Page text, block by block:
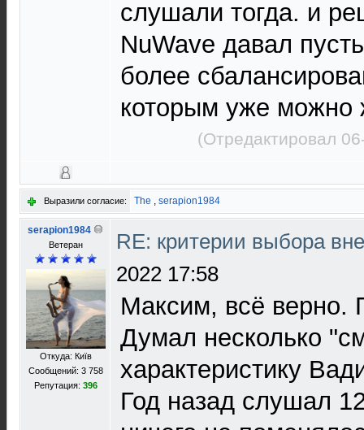
слушали тогда. и
NuWave давал
более
которым уже можно
(Отредактировал
Выразили согласие: The , serapion1984
serapion1984
Ветеран
Откуда: Київ
Сообщений: 3 758
Репутация: 396
RE: критерии выбора
2022 17:58
Максим, всё верно.
Думал несколько
характеристику
Год назад слушал